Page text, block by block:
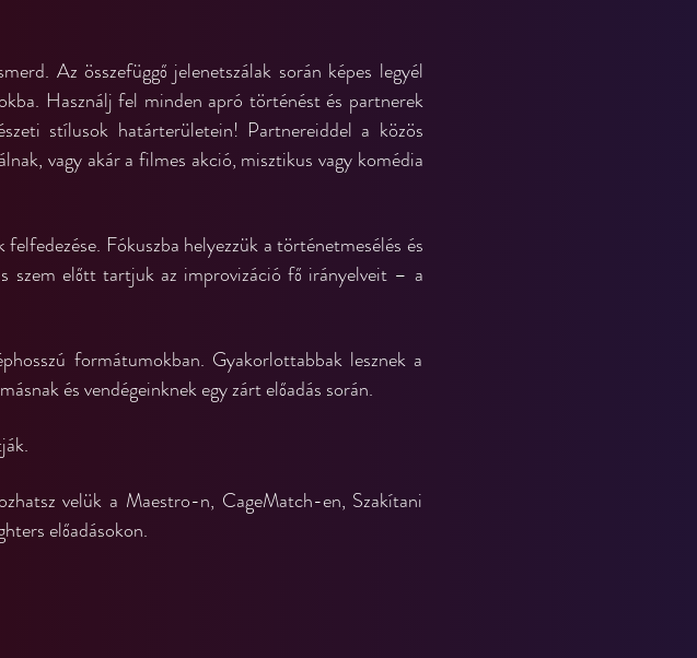
Az összefüggő jelenetszálak során képes legyél
Használj fel minden apró történést és partnerek
stílusok határterületein! Partnereiddel a közös
vagy akár a filmes akció, misztikus vagy komédia
Fókuszba helyezzük a történetmesélés és
szem előtt tartjuk az improvizáció fő irányelveit – a
formátumokban. Gyakorlottabbak lesznek a
és vendégeinknek egy zárt előadás során.
velük a Maestro-n, CageMatch-en, Szakítani
előadásokon.